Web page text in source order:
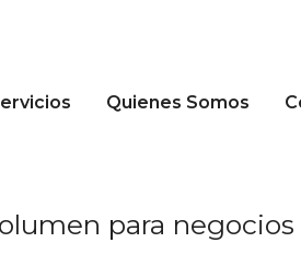
Quienes Somos
para